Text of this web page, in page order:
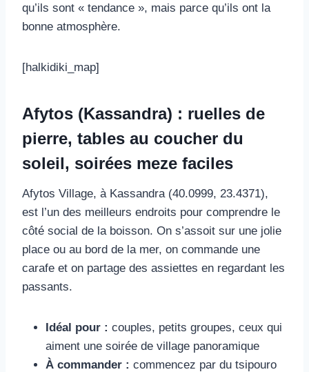
qu’ils sont « tendance », mais parce qu’ils ont la
bonne atmosphère.
[halkidiki_map]
Afytos (Kassandra) : ruelles de
pierre, tables au coucher du
soleil, soirées meze faciles
Afytos Village, à Kassandra (40.0999, 23.4371),
est l’un des meilleurs endroits pour comprendre le
côté social de la boisson. On s’assoit sur une jolie
place ou au bord de la mer, on commande une
carafe et on partage des assiettes en regardant les
passants.
Idéal pour : couples, petits groupes, ceux qui
aiment une soirée de village panoramique
À commander : commencez par du tsipouro